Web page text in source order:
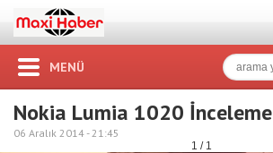
MENÜ
Nokia Lumia 1020 İnceleme
06 Aralık 2014 -21:45
1 / 1